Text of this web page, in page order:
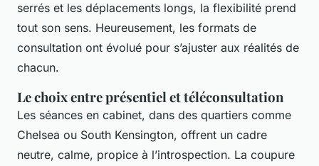
serrés et les déplacements longs, la flexibilité prend
tout son sens. Heureusement, les formats de
consultation ont évolué pour s’ajuster aux réalités de
chacun.
Le choix entre présentiel et téléconsultation
Les séances en cabinet, dans des quartiers comme
Chelsea ou South Kensington, offrent un cadre
neutre, calme, propice à l’introspection. La coupure